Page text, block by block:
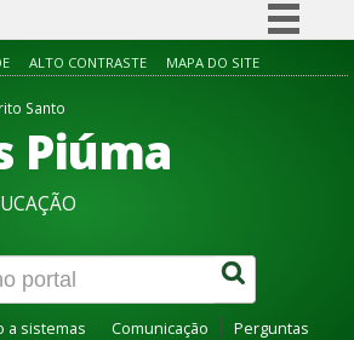
Simplifique!
Acesso à informação
Canais
ALTO CONTRASTE MAPA DO SITE
Santo
Piúma
a sistemas Comunicação
Perguntas